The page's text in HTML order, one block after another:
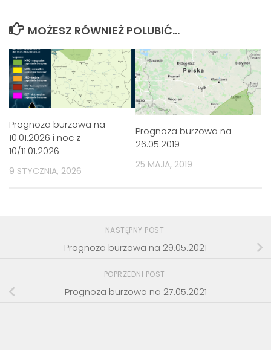
MOŻESZ RÓWNIEŻ POLUBIĆ…
Prognoza burzowa na
10.01.2026 i noc z
10/11.01.2026
9 STYCZNIA, 2026
Prognoza burzowa na
26.05.2019
25 MAJA, 2019
NASTĘPNY POST
Prognoza burzowa na 29.05.2021
POPRZEDNI POST
Prognoza burzowa na 27.05.2021